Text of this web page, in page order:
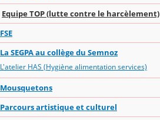
Equipe TOP (lutte contre le harcèlement)
FSE
La SEGPA au collège du Semnoz
L'atelier HAS (Hygiène alimentation services)
Mousquetons
Parcours artistique et culturel